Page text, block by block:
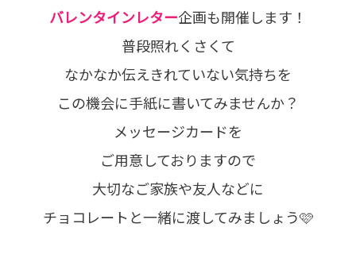
バレンタインレター企画も開催します！
普段照れくさくて
なかなか伝えきれていない気持ちを
この機会に手紙に書いてみませんか？
メッセージカードを
ご用意しておりますので
大切なご家族や友人などに
チョコレートと一緒に渡してみましょう🩷